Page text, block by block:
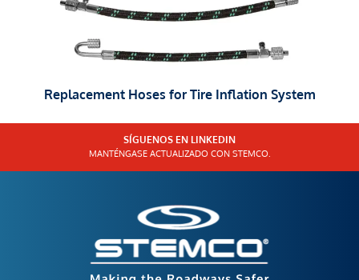
Replacement Hoses for Tire Inflation System
SÍGUENOS EN LINKEDIN
MANTÉNGASE ACTUALIZADO CON STEMCO.